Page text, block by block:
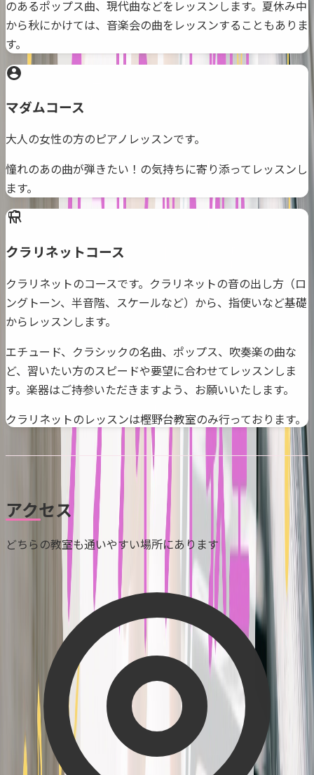
のあるポップス曲、現代曲などをレッスンします。夏休み中
から秋にかけては、音楽会の曲をレッスンすることもありま
す。
マダムコース
大人の女性の方のピアノレッスンです。
憧れのあの曲が弾きたい！の気持ちに寄り添ってレッスンし
ます。
クラリネットコース
クラリネットのコースです。クラリネットの音の出し方（ロ
ングトーン、半音階、スケールなど）から、指使いなど基礎
からレッスンします。
エチュード、クラシックの名曲、ポップス、吹奏楽の曲な
ど、習いたい方のスピードや要望に合わせてレッスンしま
す。楽器はご持参いただきますよう、お願いいたします。
クラリネットのレッスンは樫野台教室のみ行っております。
アクセス
どちらの教室も通いやすい場所にあります